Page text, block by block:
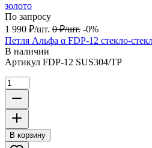
По запросу
1 990 ₽/шт. 0 ₽/шт. -0%
Петля Альфа α FDP-12 стекло-
В наличии
Артикул FDP-12 SUS304/TP
В корзину